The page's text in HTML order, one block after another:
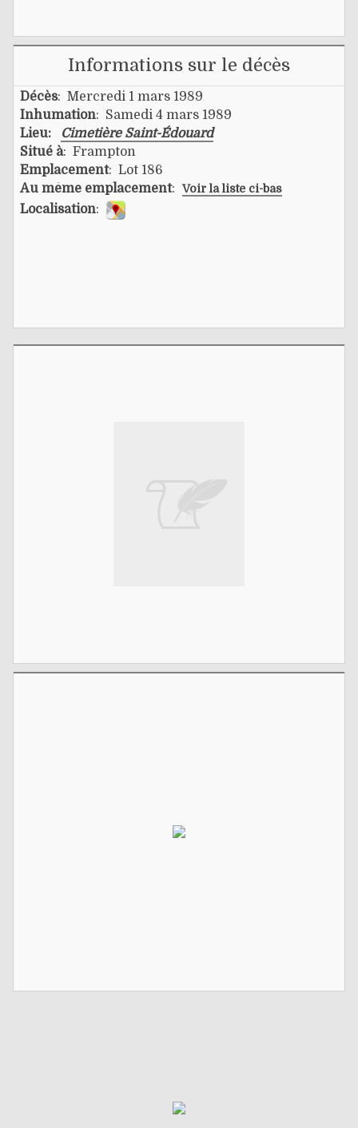
Informations sur le décès
Décès: Mercredi 1 mars 1989
Inhumation: Samedi 4 mars 1989
Lieu:
Cimetière Saint-Édouard
Situé à: Frampton
Emplacement: Lot 186
Au même emplacement: Voir la liste ci-bas
Localisation: